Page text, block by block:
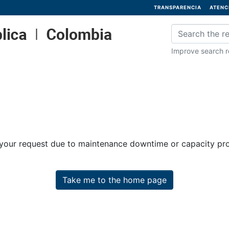
TRANSPARENCIA
Improve search
request due to maintenance downtime or capacity
Take me to the home page